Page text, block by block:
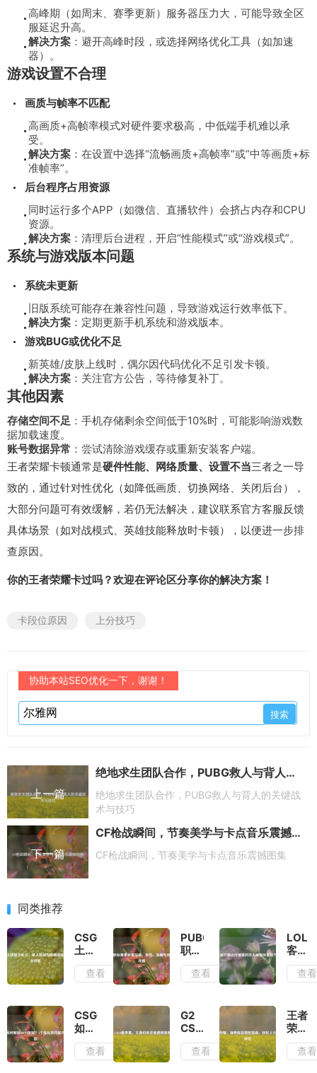
高峰期（如周末、赛季更新）服务器压力大，可能导致全区
服延迟升高。
解决方案 ：避开高峰时段，或选择网络优化工具（如加速
器）。
游戏设置不合理
画质与帧率不匹配
高画质+高帧率模式对硬件要求极高，中低端手机难以承
受。
解决方案 ：在设置中选择“流畅画质+高帧率”或“中等画质+标
准帧率”。
后台程序占用资源
同时运行多个APP（如微信、直播软件）会挤占内存和CPU
资源。
解决方案 ：清理后台进程，开启“性能模式”或“游戏模式”。
系统与游戏版本问题
系统未更新
旧版系统可能存在兼容性问题，导致游戏运行效率低下。
解决方案 ：定期更新手机系统和游戏版本。
游戏BUG或优化不足
新英雄/皮肤上线时，偶尔因代码优化不足引发卡顿。
解决方案 ：关注官方公告，等待修复补丁。
其他因素
存储空间不足 ：手机存储剩余空间低于10%时，可能影响游戏数
据加载速度。
账号数据异常 ：尝试清除游戏缓存或重新安装客户端。
王者荣耀卡顿通常是硬件性能、网络质量、设置不当三者之一导
致的，通过针对性优化（如降低画质、切换网络、关闭后台），
大部分问题可有效缓解，若仍无法解决，建议联系官方客服反馈
具体场景（如对战模式、英雄技能释放时卡顿），以便进一步排
查原因。
你的王者荣耀卡过吗？欢迎在评论区分享你的解决方案！
卡段位原因 上分技巧
协助本站SEO优化一下，谢谢！
上一篇
绝地求生团队合作，PUBG救人与背人的关键战术与技巧
绝地求生团队合作，PUBG救人与背人的关键战
术与技巧
下一篇
CF枪战瞬间，节奏美学与卡点音乐震撼图集
CF枪战瞬间，节奏美学与卡点音乐震撼图集
同类推荐
CSGO
土拨
鼠大
挑战
与隐
藏成
就解
查看
PUBG
职业
赛事
参赛
条
件、
流程
与晋
查看
LOL
客户
端运
行缓
原因
及优
化方
查看
CSGO
如何
解锁
60FPS
查看
G2
CSGO
春季
赛，
查看
王者
荣
耀，
强势
查看